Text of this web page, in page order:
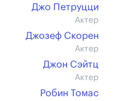
Джо Петруцци
Актер
Джозеф Скорен
Актер
Джон Сэйтц
Актер
Робин Томас